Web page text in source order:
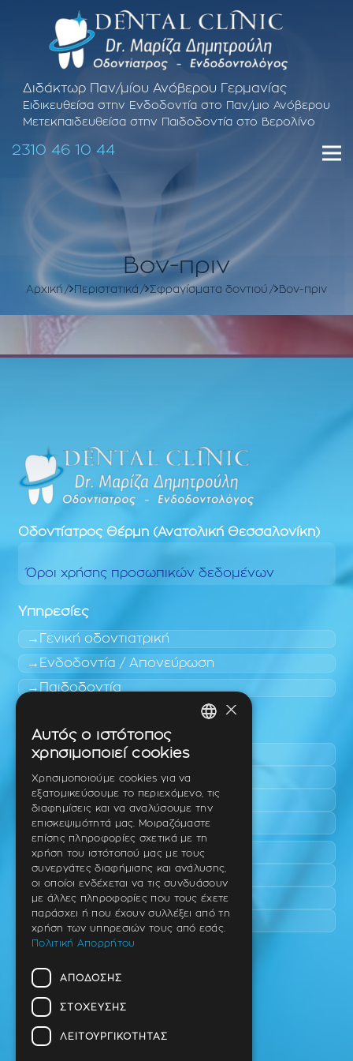
Διδάκτωρ Παν/μίου Ανόβερου Γερμανίας
Ειδικευθείσα στην Ενδοδοντία στο Παν/μιο Ανόβερου
Μετεκπαιδευθείσα στην Παιδοδοντία στο Βερολίνο
2310 46 10 44
Βον-πριν
Αρχική Περιστατικά Σφραγίσματα δοντιού Βον-πριν
Οδοντίατρος Θέρμη (Ανατολική Θεσσαλονίκη)
Όροι χρήσης προσωπικών δεδομένων
Υπηρεσίες
Γενική οδοντιατρική
Ενδοδοντία / Απονεύρωση
Παιδοδοντία
Πυλαία
Τριάδι
Νέο Ρύσιο
Επανομή
Περαία
Καλαμαριά
Πανόραμα
Χαριλάου
Ταβάκη – Θ. Λίτσα 10 (γωνία),
Θέρμη – Θεσσαλονίκη
T.K 57001
×
Αυτός ο ιστότοπος
χρησιμοποιεί cookies
Χρησιμοποιούμε cookies για να
εξατομικεύσουμε το περιεχόμενο, τις
διαφημίσεις και να αναλύσουμε την
επισκεψιμότητά μας. Μοιραζόμαστε
επίσης πληροφορίες σχετικά με τη
χρήση του ιστότοπού μας με τους
συνεργάτες διαφήμισης και ανάλυσης,
οι οποίοι ενδέχεται να τις συνδυάσουν
με άλλες πληροφορίες που τους έχετε
παράσχει ή που έχουν συλλέξει από τη
χρήση των υπηρεσιών τους από εσάς.
Πολιτική Απορρήτου
ΑΠΌΔΟΣΗΣ
ΣΤΌΧΕΥΣΗΣ
ΛΕΙΤΟΥΡΓΙΚΌΤΗΤΑΣ